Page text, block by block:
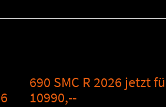
690 SMC R 2026 jetzt
10990,--